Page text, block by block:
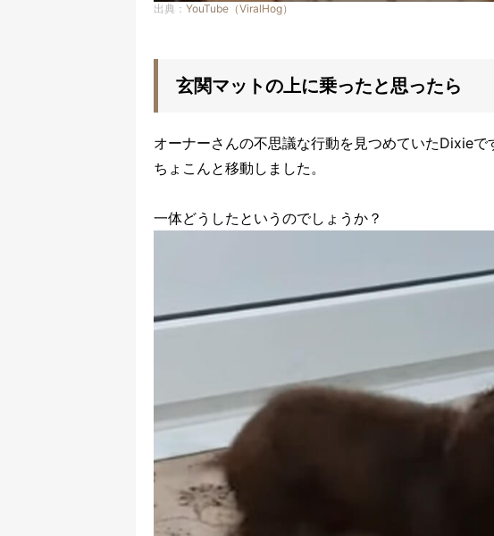
出典： YouTube（ViralHog）
玄関マットの上に乗ったと思ったら
オーナーさんの不思議な行動を見つめていたDixie
ちょこんと移動しました。
一体どうしたというのでしょうか？